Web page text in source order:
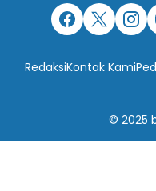
RedaksiKontak Kami
© 2025